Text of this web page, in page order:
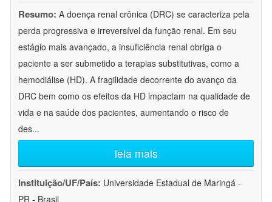
Resumo: A doença renal crônica (DRC) se caracteriza pela
perda progressiva e irreversível da função renal. Em seu
estágio mais avançado, a insuficiência renal obriga o
paciente a ser submetido a terapias substitutivas, como a
hemodiálise (HD). A fragilidade decorrente do avanço da
DRC bem como os efeitos da HD impactam na qualidade de
vida e na saúde dos pacientes, aumentando o risco de
des...
leia mais
Instituição/UF/País: Universidade Estadual de Maringá -
PR - Brasil